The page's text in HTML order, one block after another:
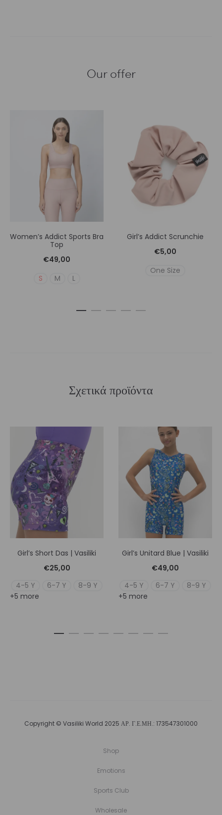
Our offer
Women’s Addict Sports Bra
Top
€49,00
S
M L
Girl’s Addict Scrunchie
€5,00
One Size
Σχετικά προϊόντα
Girl’s Short Das | Vasiliki
€25,00
4-5 Y
6-7 Y
8-9 Y
+5 more
Girl’s Unitard Blue | Vasiliki
€49,00
4-5 Y
6-7 Y
8-9 Y
+5 more
Copyright © Vasiliki World 2025 ΑΡ. Γ.Ε.ΜΗ.: 173547301000
Shop
Emotions
Sports Club
Wholesale